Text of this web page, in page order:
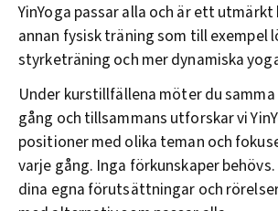
YinYoga passar alla och är ett
annan fysisk träning som till exempel
styrketräning och mer dynamiska
Under kurstillfällena möter du
gång och tillsammans utforskar vi
positioner med olika teman och
varje gång. Inga förkunskaper
dina egna förutsättningar och